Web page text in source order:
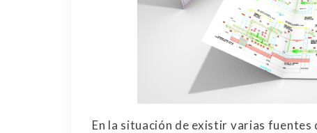
En la situación de existir varias fuentes